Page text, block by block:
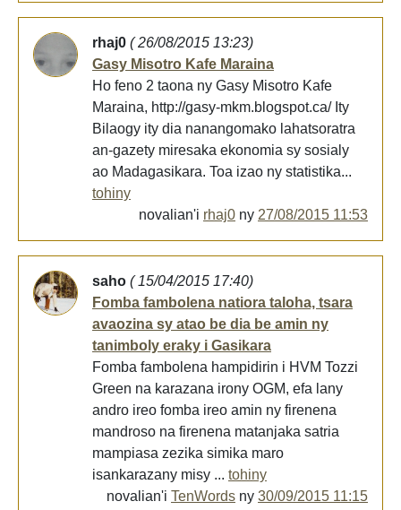
rhaj0 ( 26/08/2015 13:23)
Gasy Misotro Kafe Maraina
Ho feno 2 taona ny Gasy Misotro Kafe
Maraina, http://gasy-mkm.blogspot.ca/ Ity
Bilaogy ity dia nanangomako lahatsoratra
an-gazety miresaka ekonomia sy sosialy
ao Madagasikara. Toa izao ny statistika...
tohiny
novalian'i rhaj0 ny 27/08/2015 11:53
saho ( 15/04/2015 17:40)
Fomba fambolena natiora taloha, tsara
avaozina sy atao be dia be amin ny
tanimboly eraky i Gasikara
Fomba fambolena hampidirin i HVM Tozzi
Green na karazana irony OGM, efa lany
andro ireo fomba ireo amin ny firenena
mandroso na firenena matanjaka satria
mampiasa zezika simika maro
isankarazany misy ... tohiny
novalian'i TenWords ny 30/09/2015 11:15